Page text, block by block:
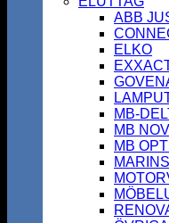
ABB
ELKO
MB-
MB
MB